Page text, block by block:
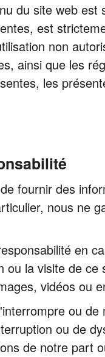
du site web
est
non
ainsi que les
les
fournir des
nous ne
en
ou la visite de
vidéos ou
ou
ou de
de notre part